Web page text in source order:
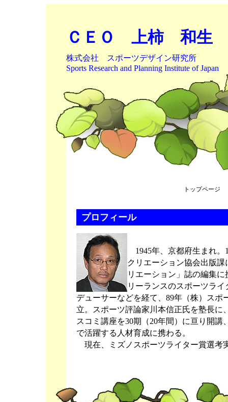
ＣＥＯ 上柿 和生
株式会社 スポーツデザイン研究所
Sports Research and Planning Institute of Japan
トップページ
プロフィール
1945年、京都府生まれ。
クリエーション協会出版
リエーション」誌の編集
リーランスのスポーツラ
デューサーなどを経て、89年（株）スポ
立。スポーツ評論家川本信正氏を塾長に
スコミ講座を30期（20年間）に亘り開講
で活躍する人材育成に携わる。
現在、ミズノスポーツライター賞選考